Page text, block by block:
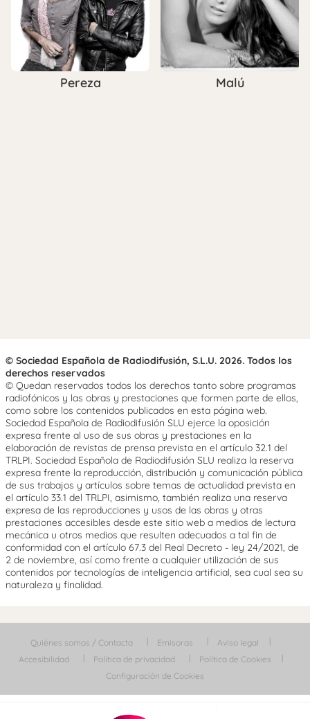
Pereza Malú
© Sociedad Española de Radiodifusión, S.L.U. 2026. Todos los
derechos reservados
© Quedan reservados todos los derechos tanto sobre programas
radiofónicos y las obras y prestaciones que formen parte de ellos,
como sobre los contenidos publicados en esta página web.
Sociedad Española de Radiodifusión SLU ejerce la oposición
expresa frente al uso de sus obras y prestaciones en la
elaboración de revistas de prensa prevista en el artículo 32.1 del
TRLPI. Sociedad Española de Radiodifusión SLU realiza la reserva
expresa frente la reproducción, distribución y comunicación pública
de sus trabajos y artículos sobre temas de actualidad prevista en
el artículo 33.1 del TRLPI, asimismo, también realiza una reserva
expresa de las reproducciones y usos de las obras y otras
prestaciones accesibles desde este sitio web a medios de lectura
mecánica u otros medios que resulten adecuados a tal fin de
conformidad con el artículo 67.3 del Real Decreto - ley 24/2021, de
2 de noviembre, así como frente a cualquier utilización de sus
contenidos por tecnologías de inteligencia artificial, sea cual sea su
naturaleza y finalidad.
Quiénes somos / Contacta Emisoras
Aviso legal
Accesibilidad
Política de privacidad
Política de Cookies
Configuración de Cookies